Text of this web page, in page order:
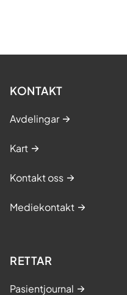
KONTAKT
Avdelingar
Kart
Kontakt oss
Mediekontakt
RETTAR
Pasientjournal